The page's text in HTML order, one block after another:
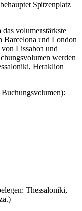
Spitzenplatz
volumenstärkste
Barcelona und London
Lissabon und
werden
Heraklion
Buchungsvolumen):
Thessaloniki,